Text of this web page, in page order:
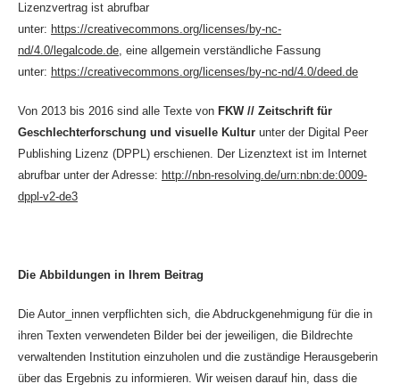
Lizenzvertrag ist abrufbar
unter: https://creativecommons.org/licenses/by-nc-
nd/4.0/legalcode.de, eine allgemein verständliche Fassung
unter: https://creativecommons.org/licenses/by-nc-nd/4.0/deed.de
Von 2013 bis 2016 sind alle Texte von FKW // Zeitschrift für
Geschlechterforschung und visuelle Kulturunter der Digital Peer
Publishing Lizenz (DPPL) erschienen. Der Lizenztext ist im Internet
abrufbar unter der Adresse: http://nbn-resolving.de/urn:nbn:de:0009-
dppl-v2-de3
Die Abbildungen in Ihrem Beitrag
Die Autor_innen verpflichten sich, die Abdruckgenehmigung für die in
ihren Texten verwendeten Bilder bei der jeweiligen, die Bildrechte
verwaltenden Institution einzuholen und die zuständige Herausgeberin
über das Ergebnis zu informieren. Wir weisen darauf hin, dass die